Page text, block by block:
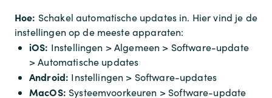
Hoe: Schakel automatische updates in. Hier vind je de
instellingen op de meeste apparaten:
iOS: Instellingen > Algemeen > Software-update
> Automatische updates
Android: Instellingen > Software-updates
MacOS: Systeemvoorkeuren > Software-update